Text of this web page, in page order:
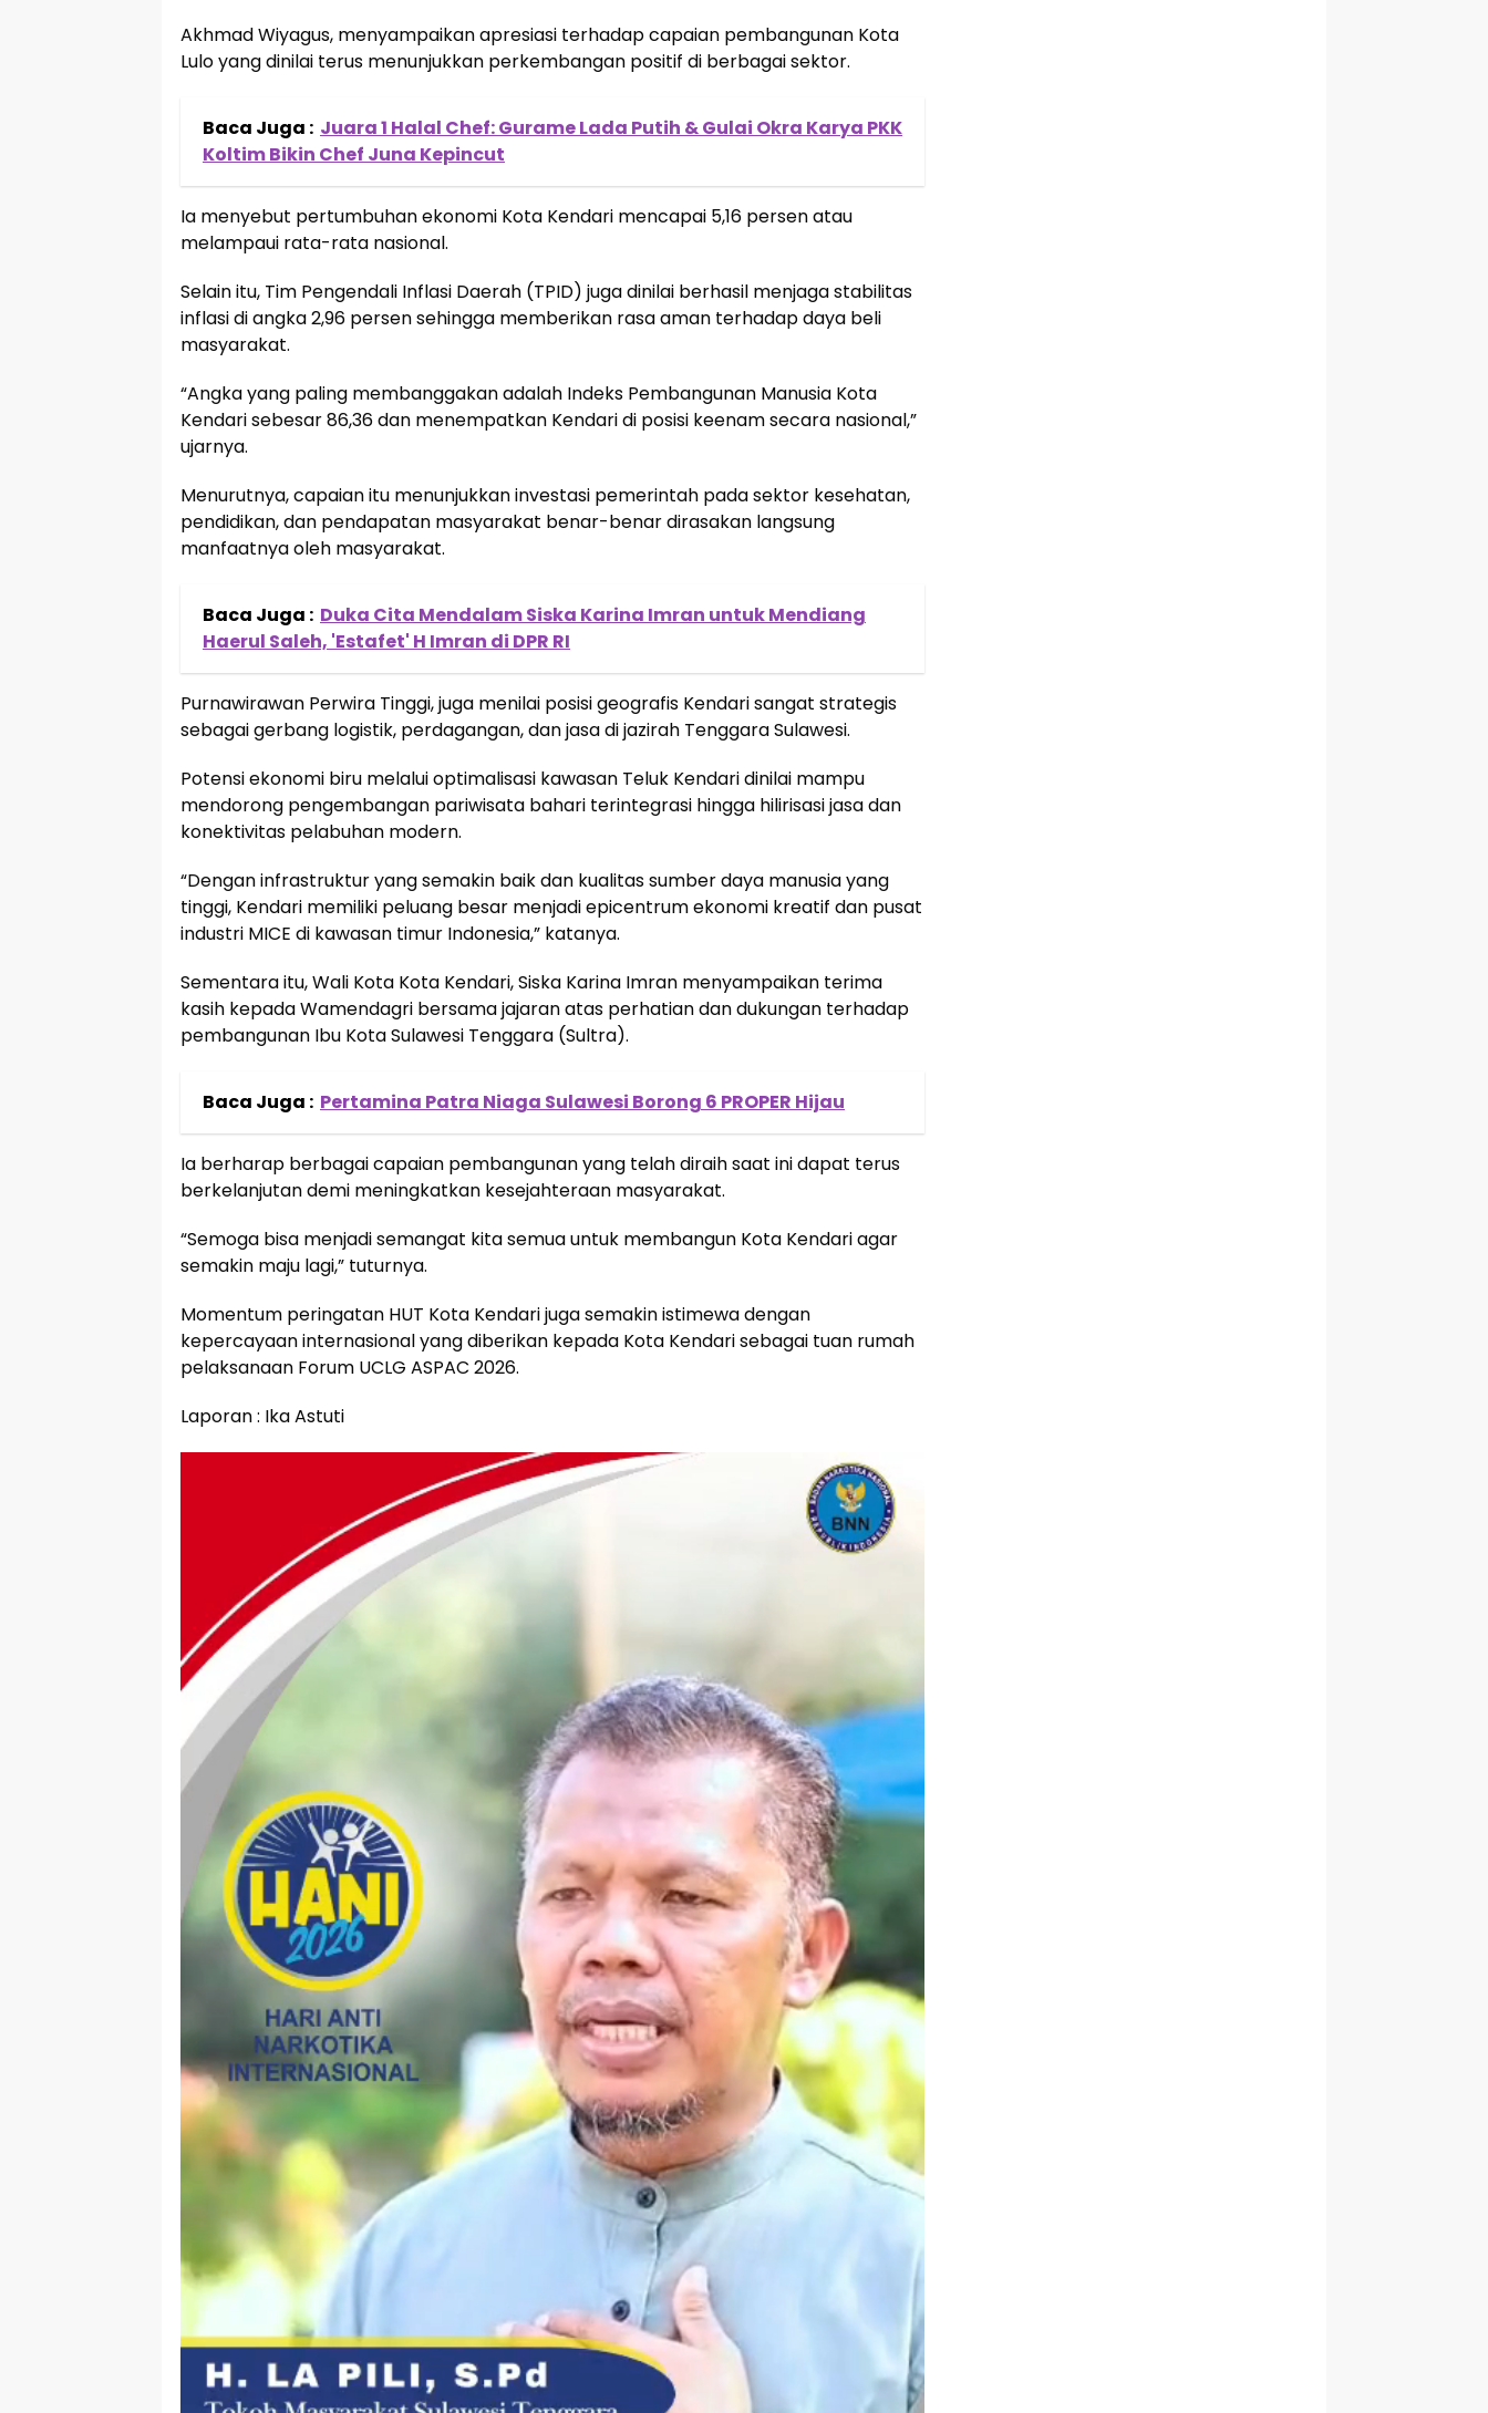
Akhmad Wiyagus, menyampaikan apresiasi terhadap capaian pembangunan Kota
Lulo yang dinilai terus menunjukkan perkembangan positif di berbagai sektor.
Baca Juga : Juara 1 Halal Chef: Gurame Lada Putih & Gulai Okra Karya PKK
Koltim Bikin Chef Juna Kepincut
Ia menyebut pertumbuhan ekonomi Kota Kendari mencapai 5,16 persen atau
melampaui rata-rata nasional.
Selain itu, Tim Pengendali Inflasi Daerah (TPID) juga dinilai berhasil menjaga stabilitas
inflasi di angka 2,96 persen sehingga memberikan rasa aman terhadap daya beli
masyarakat.
“Angka yang paling membanggakan adalah Indeks Pembangunan Manusia Kota
Kendari sebesar 86,36 dan menempatkan Kendari di posisi keenam secara nasional,”
ujarnya.
Menurutnya, capaian itu menunjukkan investasi pemerintah pada sektor kesehatan,
pendidikan, dan pendapatan masyarakat benar-benar dirasakan langsung
manfaatnya oleh masyarakat.
Baca Juga : Duka Cita Mendalam Siska Karina Imran untuk Mendiang
Haerul Saleh, 'Estafet' H Imran di DPR RI
Purnawirawan Perwira Tinggi, juga menilai posisi geografis Kendari sangat strategis
sebagai gerbang logistik, perdagangan, dan jasa di jazirah Tenggara Sulawesi.
Potensi ekonomi biru melalui optimalisasi kawasan Teluk Kendari dinilai mampu
mendorong pengembangan pariwisata bahari terintegrasi hingga hilirisasi jasa dan
konektivitas pelabuhan modern.
“Dengan infrastruktur yang semakin baik dan kualitas sumber daya manusia yang
tinggi, Kendari memiliki peluang besar menjadi epicentrum ekonomi kreatif dan pusat
industri MICE di kawasan timur Indonesia,” katanya.
Sementara itu, Wali Kota Kota Kendari, Siska Karina Imran menyampaikan terima
kasih kepada Wamendagri bersama jajaran atas perhatian dan dukungan terhadap
pembangunan Ibu Kota Sulawesi Tenggara (Sultra).
Baca Juga : Pertamina Patra Niaga Sulawesi Borong 6 PROPER Hijau
Ia berharap berbagai capaian pembangunan yang telah diraih saat ini dapat terus
berkelanjutan demi meningkatkan kesejahteraan masyarakat.
“Semoga bisa menjadi semangat kita semua untuk membangun Kota Kendari agar
semakin maju lagi,” tuturnya.
Momentum peringatan HUT Kota Kendari juga semakin istimewa dengan
kepercayaan internasional yang diberikan kepada Kota Kendari sebagai tuan rumah
pelaksanaan Forum UCLG ASPAC 2026.
Laporan : Ika Astuti